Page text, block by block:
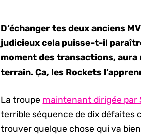
D’échanger tes deux anciens
judicieux cela puisse-t-il
moment des transactions,
terrain. Ça, les Rockets
La troupe maintenant dirigée par
terrible séquence de dix défaites
trouver quelque chose qui va